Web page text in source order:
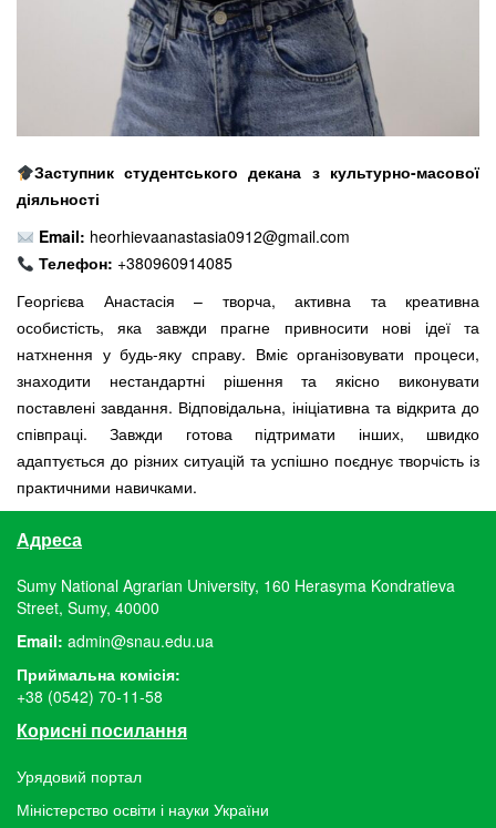
Заступник студентського декана з культурно-масової
діяльності
Email: heorhievaanastasia0912@gmail.com
Телефон: +380960914085
Георгієва Анастасія – творча, активна та креативна
особистість, яка завжди прагне привносити нові ідеї та
натхнення у будь-яку справу. Вміє організовувати процеси,
знаходити нестандартні рішення та якісно виконувати
поставлені завдання. Відповідальна, ініціативна та відкрита до
співпраці. Завжди готова підтримати інших, швидко
адаптується до різних ситуацій та успішно поєднує творчість із
практичними навичками.
Адреса
Sumy National Agrarian University, 160 Herasyma Kondratieva
Street, Sumy, 40000
Email: admin@snau.edu.ua
Приймальна комісія:
+38 (0542) 70-11-58
Корисні посилання
Урядовий портал
Міністерство освіти і науки України